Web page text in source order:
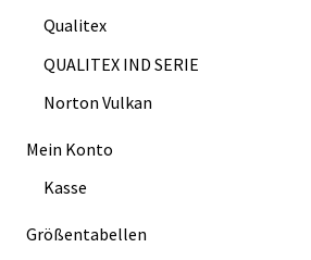
Qualitex
QUALITEX IND SERIE
Norton Vulkan
Mein Konto
Kasse
Größentabellen